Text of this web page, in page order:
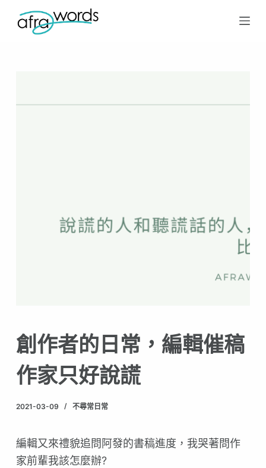
跳
至
創作者的日常，編輯催稿
作家只好說謊
2021-03-09 不尋常日常
編輯又來禮貌追問阿發的書稿進度，我哭著問作
家前輩我該怎麼辦?